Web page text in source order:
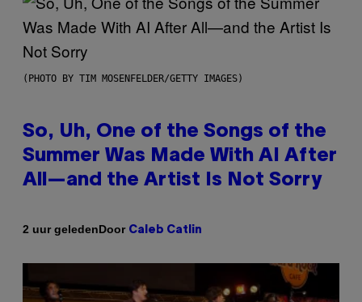
(PHOTO BY TIM MOSENFELDER/GETTY IMAGES)
So, Uh, One of the Songs of the
Summer Was Made With AI After
All—and the Artist Is Not Sorry
2 uur geledenDoor Caleb Catlin